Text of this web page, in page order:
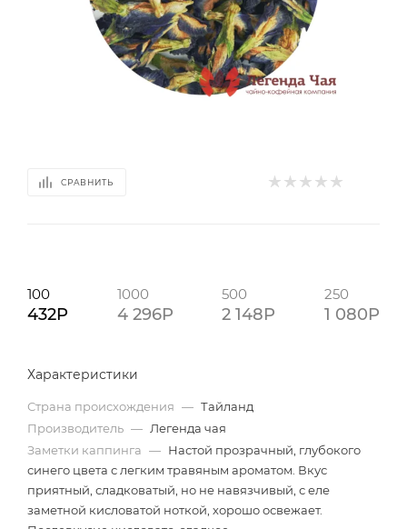
СРАВНИТЬ
100
432P
1000
4 296P
500
2 148P
250
1 080P
Характеристики
Страна происхождения — Тайланд
Производитель — Легенда чая
Заметки каппинга — Настой прозрачный, глубокого
синего цвета с легким травяным ароматом. Вкус
приятный, сладковатый, но не навязчивый, с еле
заметной кисловатой ноткой, хорошо освежает.